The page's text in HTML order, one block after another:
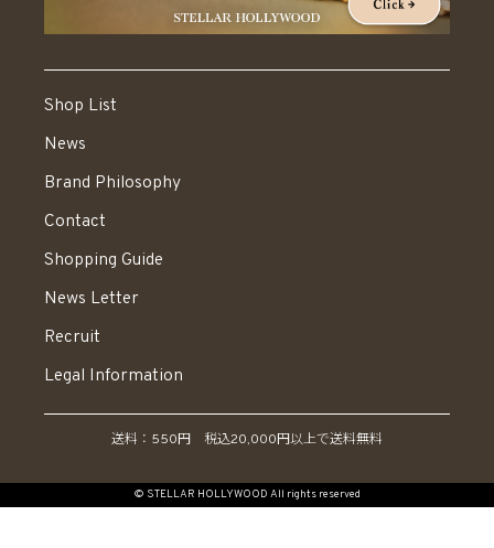
Shop List
News
Brand Philosophy
Contact
Shopping Guide
News Letter
Recruit
Legal Information
送料：550円 税込20,000円以上で送料無料
© STELLAR HOLLYWOOD All rights reserved